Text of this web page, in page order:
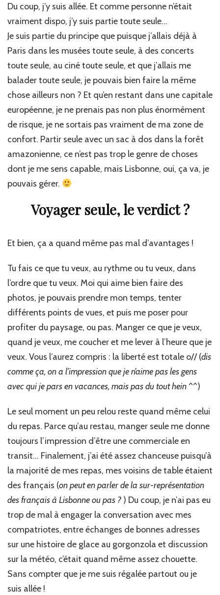
Du coup, j’y suis allée. Et comme personne n’était
vraiment dispo, j’y suis partie toute seule…
Je suis partie du principe que puisque j’allais déjà à
Paris dans les musées toute seule, à des concerts
toute seule, au ciné toute seule, et que j’allais me
balader toute seule, je pouvais bien faire la même
chose ailleurs non ? Et qu’en restant dans une capitale
européenne, je ne prenais pas non plus énormément
de risque, je ne sortais pas vraiment de ma zone de
confort. Partir seule avec un sac à dos dans la forêt
amazonienne, ce n’est pas trop le genre de choses
dont je me sens capable, mais Lisbonne, oui, ça va, je
pouvais gérer.
Voyager seule, le verdict ?
Et bien, ça a quand même pas mal d’avantages !
Tu fais ce que tu veux, au rythme ou tu veux, dans
l’ordre que tu veux. Moi qui aime bien faire des
photos, je pouvais prendre mon temps, tenter
différents points de vues, et puis me poser pour
profiter du paysage, ou pas. Manger ce que je veux,
quand je veux, me coucher et me lever à l’heure que je
veux. Vous l’aurez compris : la liberté est totale o// (dis
comme ça, on a l’impression que je n’aime pas les gens
avec qui je pars en vacances, mais pas du tout hein ^^)
Le seul moment un peu relou reste quand même celui
du repas. Parce qu’au restau, manger seule me donne
toujours l’impression d’être une commerciale en
transit… Finalement, j’ai été assez chanceuse puisqu’à
la majorité de mes repas, mes voisins de table étaient
des français (on peut en parler de la sur-représentation
des français à Lisbonne ou pas ? ) Du coup, je n’ai pas eu
trop de mal à engager la conversation avec mes
compatriotes, entre échanges de bonnes adresses
sur une histoire de glace au gorgonzola et discussion
sur la météo, c’était quand même assez chouette.
Sans compter que je me suis régalée partout ou je
suis allée !